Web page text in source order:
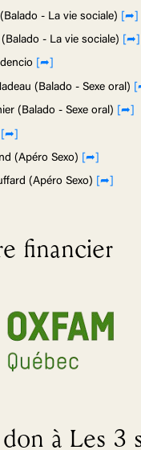
- La vie sociale) [➦]
- La vie sociale) [➦]
[➦]
(Balado - Sexe oral)
(Balado - Sexe oral) [➦]
[➦]
(Apéro Sexo) [➦]
(Apéro Sexo) [➦]
financier
à Les 3